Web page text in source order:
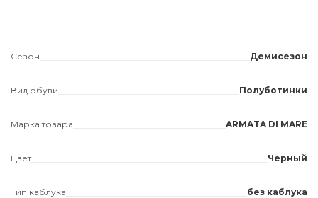
Сезон Демисезон
Вид обуви Полуботинки
Марка товара ARMATA DI MARE
Цвет Черный
Тип каблука без каблука